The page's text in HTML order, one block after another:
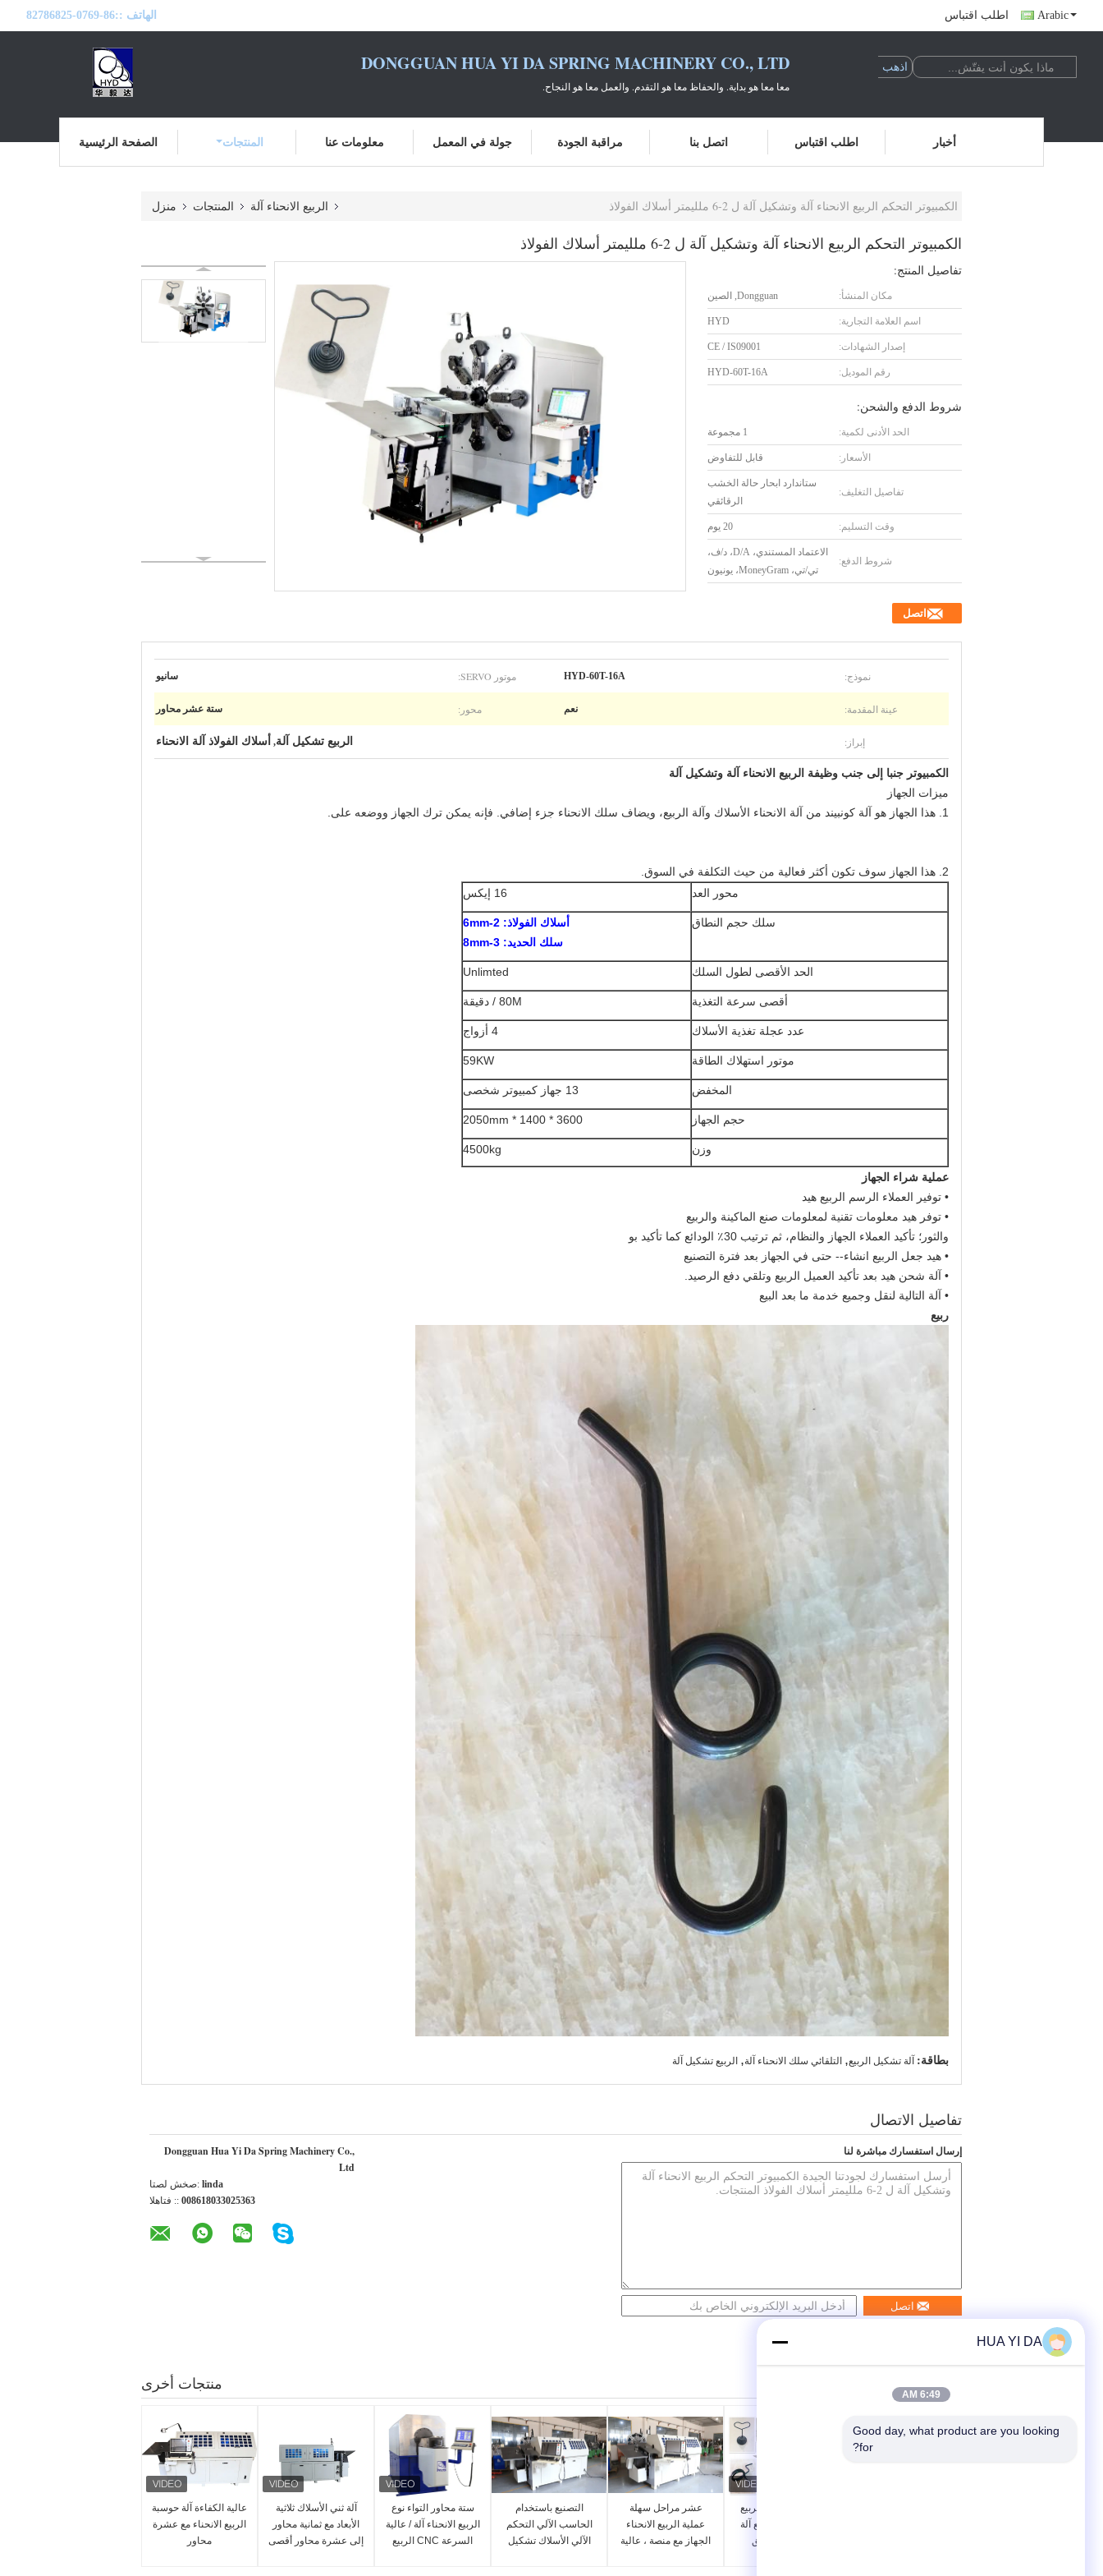
الهاتف ::86-0769-82786825 اطلب اقتباس Arabic
DONGGUAN HUA YI DA SPRING MACHINERY CO., LTD
معا معا هو بداية. والحفاظ معا هو التقدم. والعمل معا هو النجاح.
الصفحة الرئيسية المنتجات معلومات عنا جولة في المعمل مراقبة الجودة اتصل بنا اطلب اقتباس أخبار
منزل المنتجات الربيع الانحناء آلة الكمبيوتر التحكم الربيع الانحناء آلة وتشكيل آلة ل 2-6 ملليمتر أسلاك الفولاذ
الكمبيوتر التحكم الربيع الانحناء آلة وتشكيل آلة ل 2-6 ملليمتر أسلاك الفولاذ
تفاصيل المنتج:
مكان المنشأ: Dongguan, الصين
اسم العلامة التجارية: HYD
إصدار الشهادات: CE / IS09001
رقم الموديل: HYD-60T-16A
شروط الدفع والشحن:
الحد الأدنى لكمية: 1 مجموعة
الأسعار: قابل للتفاوض
تفاصيل التغليف:
ستاندارد ابحار حالة الخشب
الرقائقي
وقت التسليم: 20 يوم
شروط الدفع:
الاعتماد المستندي، D/A، د/ف،
تي/تي، MoneyGram، يونيون
اتصل
نموذج: HYD-60T-16A موتور SERVO: سانيو
عينة المقدمة: نعم محور: ستة عشر محاور
إبراز: الربيع تشكيل آلة, أسلاك الفولاذ آلة الانحناء
الكمبيوتر جنبا إلى جنب وظيفة الربيع الانحناء آلة وتشكيل آلة
ميزات الجهاز
1. هذا الجهاز هو آلة كونبيند من آلة الانحناء الأسلاك وآلة الربيع، ويضاف سلك الانحناء جزء إضافي. فإنه يمكن ترك الجهاز ووضعه على.
2. هذا الجهاز سوف تكون أكثر
فعالية من حيث التكلفة في السوق.
محور العد
16 إيكس
سلك حجم النطاق
أسلاك الفولاذ: 2-6mm
سلك الحديد: 3-8mm
الحد الأقصى لطول السلك Unlimted
أقصى سرعة التغذية 80M / دقيقة
عدد عجلة تغذية الأسلاك 4 أزواج
موتور استهلاك الطاقة 59KW
المخفض 13 جهاز كمبيوتر شخصى
حجم الجهاز 3600 * 1400 * 2050mm
وزن 4500kg
عملية شراء الجهاز
• توفير العملاء الرسم الربيع هيد
• توفر هيد معلومات تقنية لمعلومات صنع الماكينة والربيع
والثور؛ تأكيد العملاء الجهاز والنظام، ثم ترتيب 30٪ الودائع كما تأكيد بو
• هيد جعل الربيع انشاء-- حتى في الجهاز بعد فترة التصنيع
• آلة شحن هيد بعد تأكيد العميل الربيع وتلقي دفع الرصيد.
• آلة التالية لنقل وجميع خدمة ما بعد البيع
ربيع
بطاقة: آلة تشكيل الربيع, التلقائي سلك الانحناء آلة, الربيع تشكيل آلة
تفاصيل الاتصال
Dongguan Hua Yi Da Spring Machinery Co.,
Ltd
اتصل شخص: linda
الهاتف :: 008618033025363
إرسال استفسارك مباشرة لنا
اتصل
منتجات أخرى
عالية الكفاءة آلة حوسبة
الربيع الانحناء مع عشرة
محاور
آلة ثني الأسلاك ثلاثية
الأبعاد مع ثمانية محاور
إلى عشرة محاور أقصى
ستة محاور التواء نوع
الربيع الانحناء آلة / عالية
السرعة CNC الربيع
التصنيع باستخدام
الحاسب الآلي التحكم
الآلي الأسلاك تشكيل
عشر مراحل سهلة
عملية الربيع الانحناء
الجهاز مع منصة ، عالية
متعدد الوظائف الربيع
الانحناء آلة والربيع آلة
مجتمعة السابق
HUA YI DA
6:49 AM
Good day, what product are you looking
for?